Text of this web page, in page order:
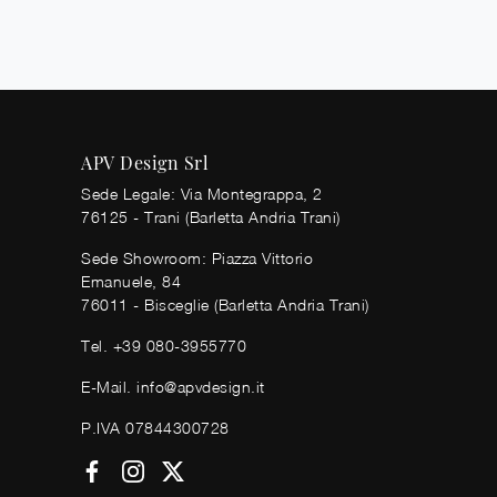
APV Design Srl
Sede Legale: Via Montegrappa, 2
76125 - Trani (Barletta Andria Trani)
Sede Showroom: Piazza Vittorio
Emanuele, 84
76011 - Bisceglie (Barletta Andria Trani)
Tel. +39 080-3955770
E-Mail. info@apvdesign.it
P.IVA 07844300728